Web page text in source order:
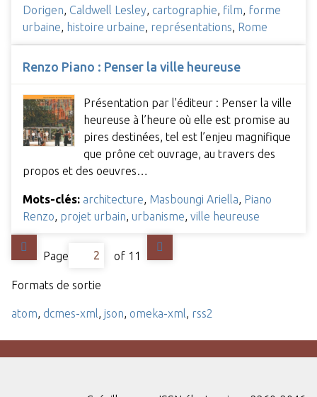
Dorigen Caldwell Lesley cartographie film forme
urbaine
histoire urbaine représentations Rome
Renzo Piano : Penser la ville heureuse
Présentation par l'éditeur : Penser la ville
heureuse à l’heure où elle est promise au
pires destinées, tel est l’enjeu magnifique
que prône cet ouvrage, au travers des
propos et des oeuvres…
Mots-clés: architecture, Masboungi Ariella, Piano
Renzo, projet urbain, urbanisme, ville heureuse
Page of 11
Formats de sortie
atom, dcmes-xml, json, omeka-xml, rss2